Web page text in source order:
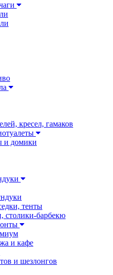
кресел, гамаков
и домики
тенты
столики-барбекю
и кафе
и шезлонгов